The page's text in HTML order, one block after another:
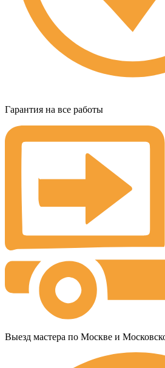
Гарантия на все работы
Выезд мастера по Москве и